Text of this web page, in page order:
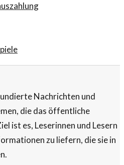
Nachrichten und
die das öffentliche
ist es, Leserinnen und Lesern
zu liefern, die sie in